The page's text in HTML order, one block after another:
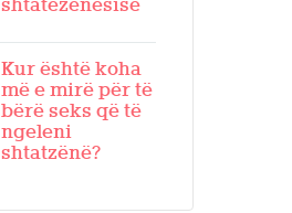
shtatëzënësisë
Kur është koha
më e mirë për të
bërë seks që të
ngeleni
shtatzënë?